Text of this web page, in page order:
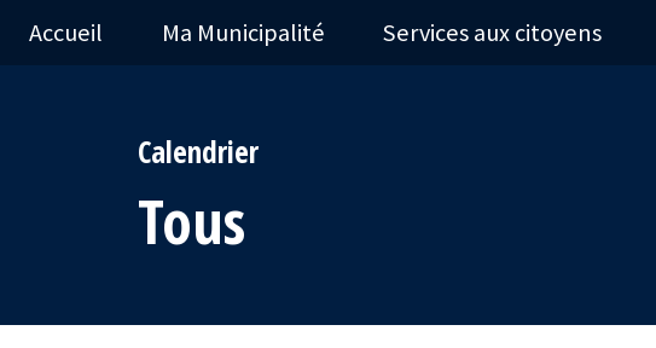
Accueil Ma Municipalité Services aux citoyens
Calendrier
Tous